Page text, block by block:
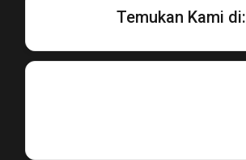
Temukan Kami di: